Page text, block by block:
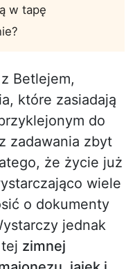
w tapę
Betlejem,
które zasiadają
do
zadawania zbyt
że życie już
wiele
o dokumenty
jednak
zimnej